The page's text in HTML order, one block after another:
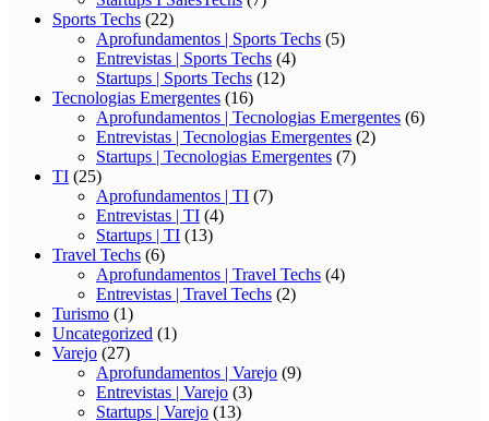
Sports Techs (22)
Aprofundamentos | Sports Techs (5)
Entrevistas | Sports Techs (4)
Startups | Sports Techs (12)
Tecnologias Emergentes (16)
Aprofundamentos | Tecnologias Emergentes (6)
Entrevistas | Tecnologias Emergentes (2)
Startups | Tecnologias Emergentes (7)
TI (25)
Aprofundamentos | TI (7)
Entrevistas | TI (4)
Startups | TI (13)
Travel Techs (6)
Aprofundamentos | Travel Techs (4)
Entrevistas | Travel Techs (2)
Turismo (1)
Uncategorized (1)
Varejo (27)
Aprofundamentos | Varejo (9)
Entrevistas | Varejo (3)
Startups | Varejo (13)